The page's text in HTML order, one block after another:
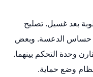
بعد غسيل. تصليح
حساس الدعسة. وبعض
وحدة التحكم بينهما.
وضع حماية.